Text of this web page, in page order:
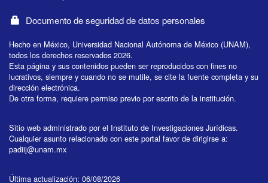
Documento de seguridad de datos personales
Hecho en México, Universidad Nacional Autónoma de México (UNAM),
todos los derechos reservados 2026.
Esta página y sus contenidos pueden ser reproducidos con fines no
lucrativos, siempre y cuando no se mutile, se cite la fuente completa y su
dirección electrónica.
De otra forma, requiere permiso previo por escrito de la institución.
Sitio web administrado por el Instituto de Investigaciones Jurídicas.
Cualquier asunto relacionado con este portal favor de dirigirse a:
padiij@unam.mx
Última actualización: 06/08/2026